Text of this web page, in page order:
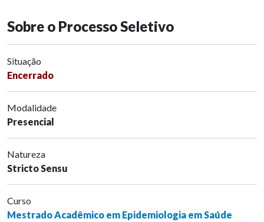
Sobre o Processo Seletivo
Situação
Encerrado
Modalidade
Presencial
Natureza
Stricto Sensu
Curso
Mestrado Acadêmico em Epidemiologia em Saúde